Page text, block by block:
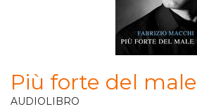
Più forte del male
AUDIOLIBRO